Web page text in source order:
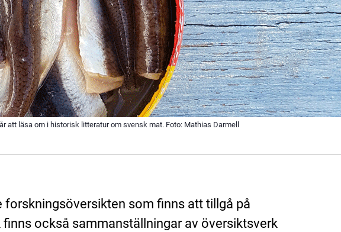
att läsa om i historisk litteratur om svensk mat. Foto: Mathias Darmell
forskningsöversikten som finns att tillgå på
finns också sammanställningar av översiktsverk